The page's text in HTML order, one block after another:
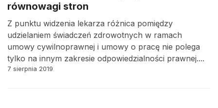
równowagi stron
Z punktu widzenia lekarza różnica pomiędzy
udzielaniem świadczeń zdrowotnych w ramach
umowy cywilnoprawnej i umowy o pracę nie polega
tylko na innym zakresie odpowiedzialności prawnej....
7 sierpnia 2019